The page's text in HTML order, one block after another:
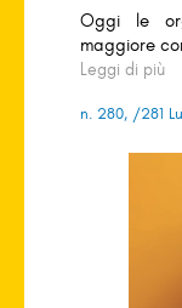
Oggi le
maggiore
Leggi di più
n. 280, /281